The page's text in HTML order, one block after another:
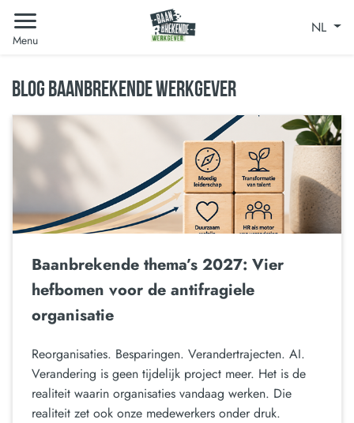
Menu
NL
BLOG BAANBREKENDE WERKGEVER
Baanbrekende thema’s 2027: Vier
hefbomen voor de antifragiele
organisatie
Reorganisaties. Besparingen. Verandertrajecten. AI.
Verandering is geen tijdelijk project meer. Het is de
realiteit waarin organisaties vandaag werken. Die
realiteit zet ook onze medewerkers onder druk.